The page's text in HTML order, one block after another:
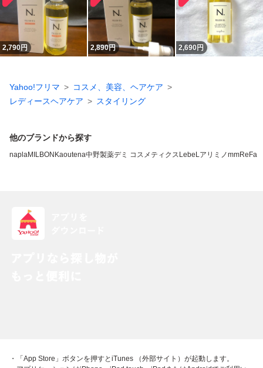
2,790円 2,890円 2,690円
Yahoo!フリマ
コスメ、美容、ヘアケア
レディースヘアケア
スタイリング
他のブランドから探す
naplaMILBON Kaoutena中野製薬デミ コスメティクス LebeLアリミノmmReFa
・「App Store」ボタンを押すとiTunes （外部サイト）が起動します。